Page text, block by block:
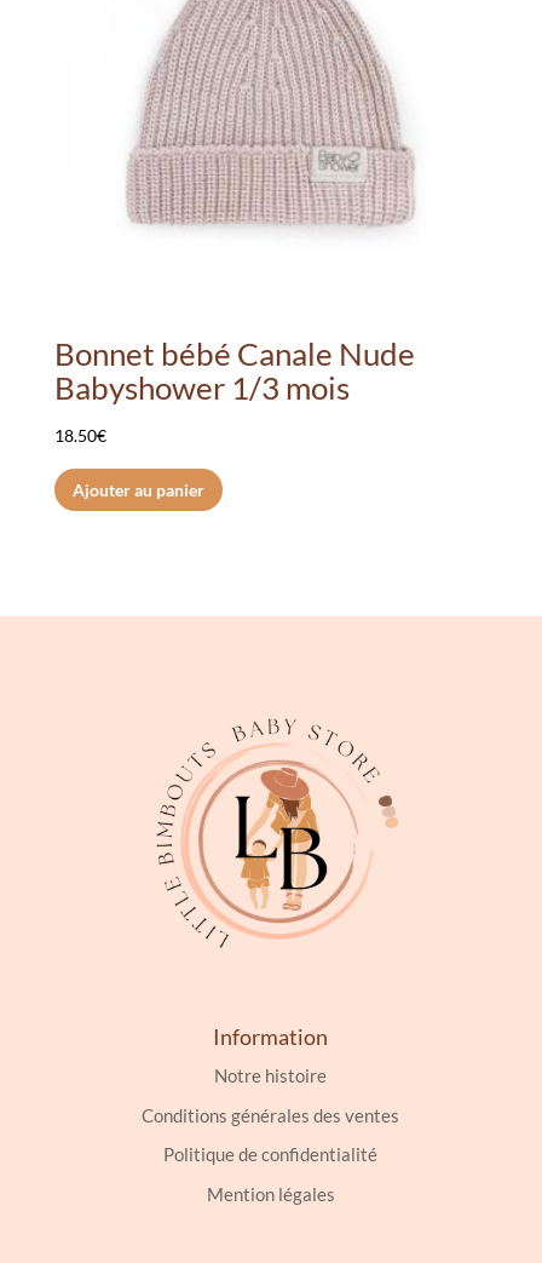
Bonnet bébé Canale Nude
Babyshower 1/3 mois
18.50€
Ajouter au panier
Information
Notre histoire
Conditions générales des ventes
Politique de confidentialité
Mention légales